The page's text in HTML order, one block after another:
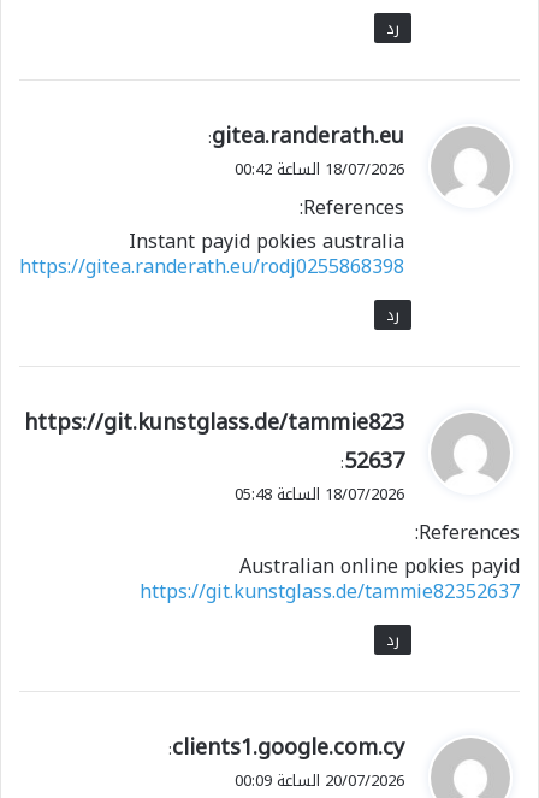
رد
ي
ق
ل
gitea.randerath.eu
:
18/07/2026 الساعة 00:42
References:
Instant payid pokies australia
https://gitea.randerath.eu/rodj0255868398
رد
ي
ق
و
ل
https://git.kunstglass.de/tammie823
52637
:
18/07/2026 الساعة 05:48
References:
Australian online pokies payid
https://git.kunstglass.de/tammie82352637
رد
ي
ق
clients1.google.com.cy
:
20/07/2026 الساعة 00:09